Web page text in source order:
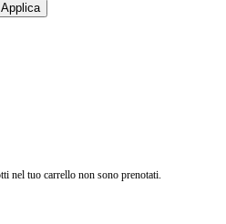
Applica
nel tuo carrello non sono prenotati.